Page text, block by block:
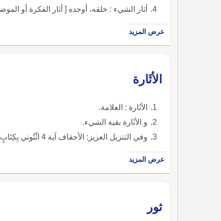
أثار الشيء : خلقه، أوجده [ أثار الفكرة أو الموضوع ].
عرض المزيد
الأثَارة
الأثَارة : العلامة.
و الأثَارة بقية الشيء.
وفي التنزيل العزيز: الأحقاف آية 4 ائْتُوني بِكِتَابٍ مِنْ قَبْلِ هَذا أو أَثَارَةٍ مِنْ عِلْمٍ إِنْ كُنْتُمْ صَادِقِينَ) ).
عرض المزيد
ثور